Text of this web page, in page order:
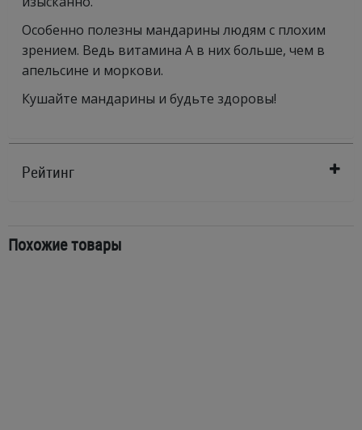
Особенно полезны мандарины людям с плохим
зрением. Ведь витамина А в них больше, чем в
апельсине и моркови.
Кушайте мандарины и будьте здоровы!
Рейтинг
Похожие товары